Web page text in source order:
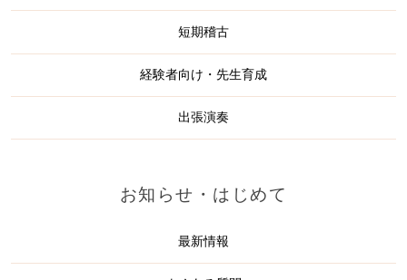
短期稽古
経験者向け・先生育成
出張演奏
お知らせ・はじめて
最新情報